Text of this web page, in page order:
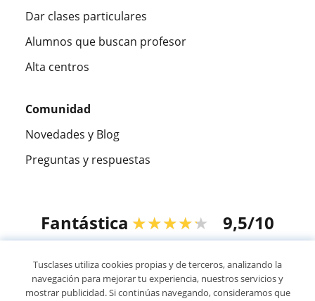
Dar clases particulares
Alumnos que buscan profesor
Alta centros
Comunidad
Novedades y Blog
Preguntas y respuestas
Fantástica ★★★★★ 9,5/10
© 2007 - 2026 Tusclases.co
Tusclases utiliza cookies propias y de terceros, analizando la
navegación para mejorar tu experiencia, nuestros servicios y
mostrar publicidad. Si continúas navegando, consideramos que